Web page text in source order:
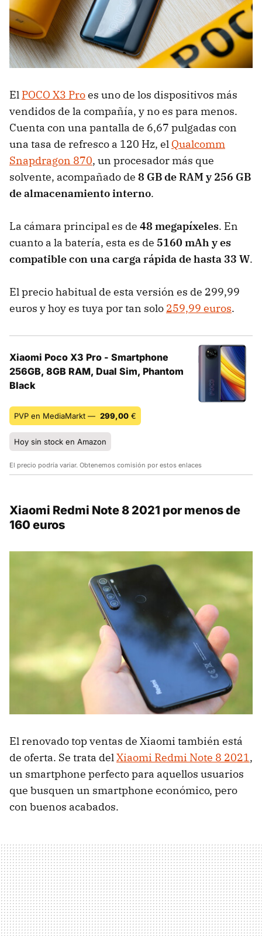
El POCO X3 Proes uno de los dispositivos más
vendidos de la compañía, y no es para menos.
Cuenta con una pantalla de 6,67 pulgadas con
una tasa de refresco a 120 Hz, el Qualcomm
Snapdragon 870, un procesador más que
solvente, acompañado de 8 GB de RAM y 256 GB
de almacenamiento interno.
La cámara principal es de 48 megapíxeles. En
cuanto a la batería, esta es de 5160 mAh y es
compatible con una carga rápida de hasta 33 W.
El precio habitual de esta versión es de 299,99
euros y hoy es tuya por tan solo 259,99 euros.
Xiaomi Poco X3 Pro - Smartphone
256GB, 8GB RAM, Dual Sim, Phantom
Black
PVP en MediaMarkt — 299,00 €
Hoy sin stock en Amazon
El precio podría variar. Obtenemos comisión por estos enlaces
Xiaomi Redmi Note 8 2021 por menos de
160 euros
El renovado top ventas de Xiaomi también está
de oferta. Se trata delXiaomi Redmi Note 8 2021,
un smartphone perfecto para aquellos usuarios
que busquen un smartphone económico, pero
con buenos acabados.